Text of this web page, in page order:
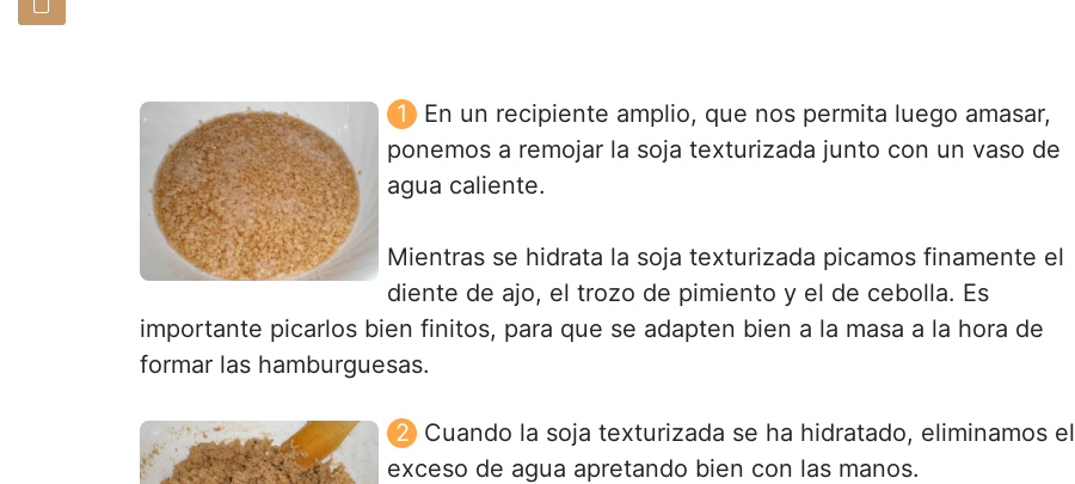
En un recipiente amplio, que nos permita luego amasar,
ponemos a remojar la soja texturizada junto con un vaso de
agua caliente.
Mientras se hidrata la soja texturizada picamos finamente el
diente de ajo, el trozo de pimiento y el de cebolla. Es
importante picarlos bien finitos, para que se adapten bien a la masa a la hora de
formar las hamburguesas.
Cuando la soja texturizada se ha hidratado, eliminamos el
exceso de agua apretando bien con las manos.